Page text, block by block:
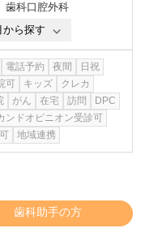
歯科口腔外科
ら探す
電話予約 夜間
日祝
可 キッズ
クレカ
がん 在宅 訪問
DPC
ンドオピニオン受診可
地域連携
歯科助手の方